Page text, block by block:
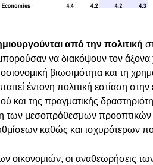
από την πολιτική
να διακόψουν τον άξονα
βιωσιμότητα και τη
έντονη πολιτική εστίαση
και της πραγματικής
των μεσοπρόθεσμων
καθώς και ισχυρότερων
οικονομιών, οι αναθεωρήσεις